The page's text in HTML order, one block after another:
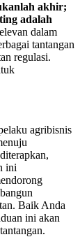
akhir;
adalah
dalam
tantangan
regulasi.
agribisnis
ini
Baik Anda
ini akan